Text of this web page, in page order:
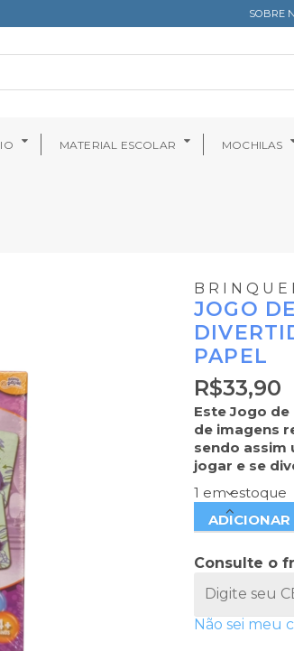
SOBRE
MATERIAL ESCOLAR MOCHILAS
JOGO
PAPEL
R$33,90
Este Jogo
de imagens
sendo assim
jogar e se
1 em estoque
Consulte o
Não sei meu